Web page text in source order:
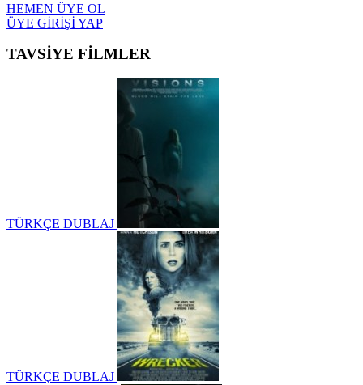
HEMEN ÜYE OL
ÜYE GİRİŞİ YAP
TAVSİYE FİLMLER
TÜRKÇE DUBLAJ
TÜRKÇE DUBLAJ